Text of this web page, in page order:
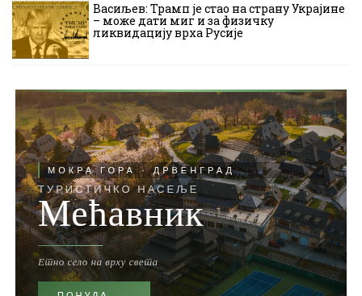
Васиљев: Трамп је стао на страну Украјине
– може дати миг и за физичку
ликвидацију врха Русије